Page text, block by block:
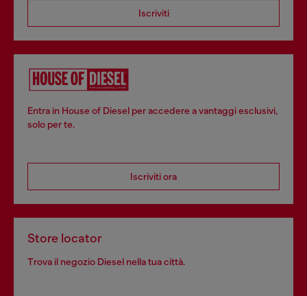
Iscriviti
Entra in House of Diesel per accedere a vantaggi esclusivi,
solo per te.
Iscriviti ora
Store locator
Trova il negozio Diesel nella tua città.